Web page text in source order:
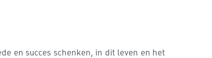
en succes schenken, in dit leven en het